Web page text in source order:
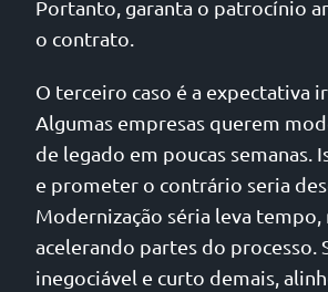
Portanto, garanta o patrocínio
o contrato.
O terceiro caso é a expectativa
Algumas empresas querem
de legado em poucas semanas.
e prometer o contrário seria
Modernização séria leva tempo,
acelerando partes do processo.
inegociável e curto demais,